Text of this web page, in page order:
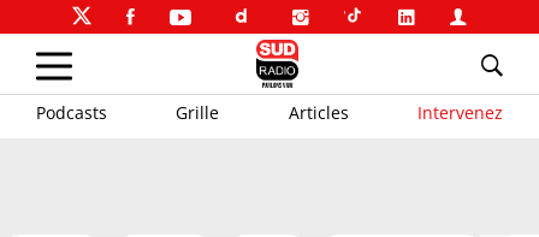
Podcasts Grille Articles Intervenez